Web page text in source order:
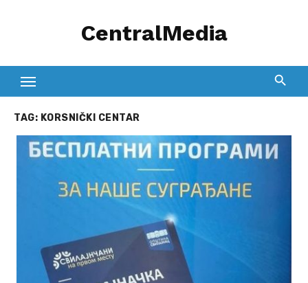
CentralMedia
TAG: KORSNIČKI CENTAR